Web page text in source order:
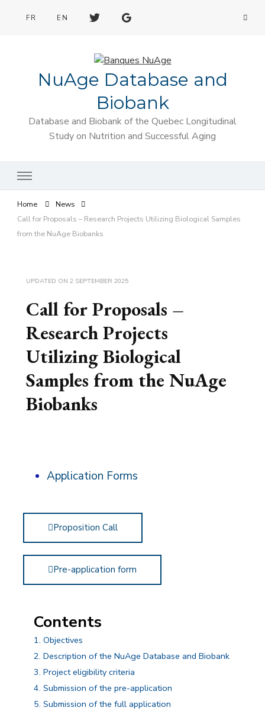
FR EN
NuAge Database and
Biobank
Database and Biobank of the Quebec Longitudinal
Study on Nutrition and Successful Aging
Home
News
Call for Proposals – Research Projects Utilizing Biological Samples
from the NuAge Biobanks
UPDATED ON 2 SEPTEMBER 2025
Call for Proposals –
Research Projects
Utilizing Biological
Samples from the NuAge
Biobanks
Application Forms
Proposition Call
Pre-application form
Contents
1. Objectives
2. Description of the NuAge Database and Biobank
3. Project eligibility criteria
4. Submission of the pre-application
5. Submission of the full application